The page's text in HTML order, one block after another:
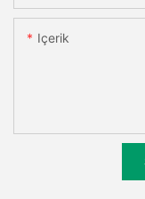
Içerik